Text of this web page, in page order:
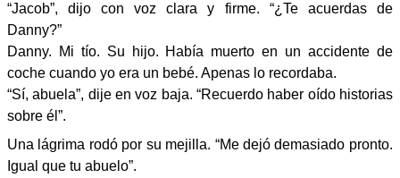
“Jacob”, dijo con voz clara y firme. “¿Te acuerdas de
Danny?”
Danny. Mi tío. Su hijo. Había muerto en un accidente de
coche cuando yo era un bebé. Apenas lo recordaba.
“Sí, abuela”, dije en voz baja. “Recuerdo haber oído historias
sobre él”.
Una lágrima rodó por su mejilla. “Me dejó demasiado pronto.
Igual que tu abuelo”.